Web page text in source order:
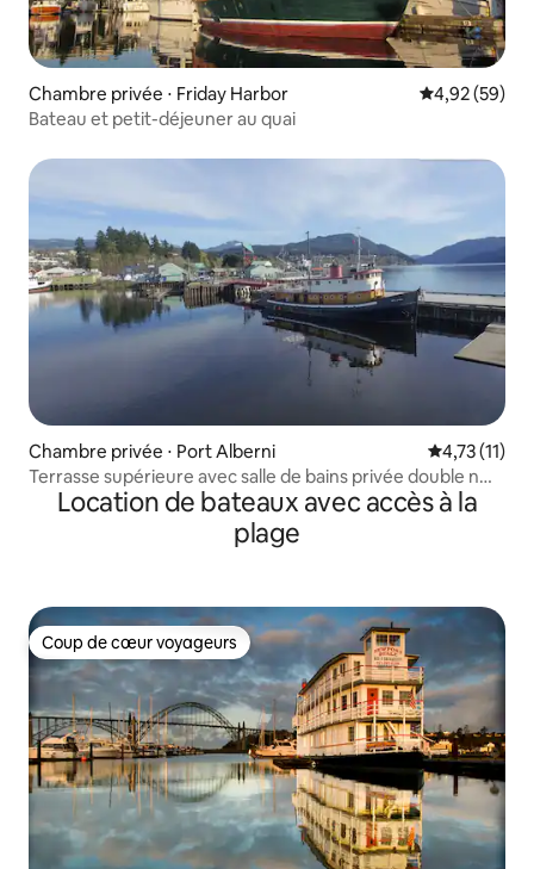
Chambre privée ⋅ Friday Harbor Évaluation
4,92 (59)
Bateau et petit-déjeuner au quai
Chambre privée ⋅ Port Alberni Évaluation
4,73 (11)
Terrasse supérieure avec salle de bains privée double n
Location de bateaux avec accès à la
plage
Coup de cœur voyageurs
Coup de cœur voyageurs